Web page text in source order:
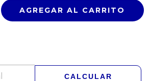
CALCULAR